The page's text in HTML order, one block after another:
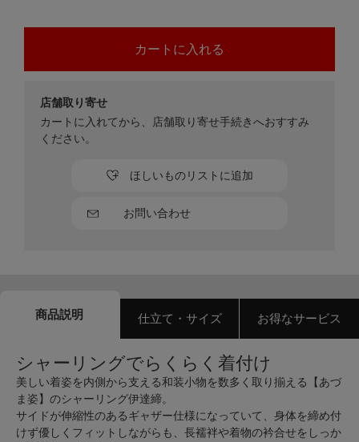
お問い合わせ
ほしいものリストに追加
店舗取り寄せ
カートに入れてから、店舗取り寄せ手続きへおすすみ
ください。
商品説明 仕立て・サイズ お得なサービス
シャーリングでらくらく着付け
美しい着姿を内側から支える和装小物を数多く取り揃える【あづ
ま姿】のシャーリング伊達締。
サイドが伸縮性のあるギャザー仕様になっていて、身体を締め付
けず優しくフィットしながらも、長襦袢や着物の衿合せをしっか